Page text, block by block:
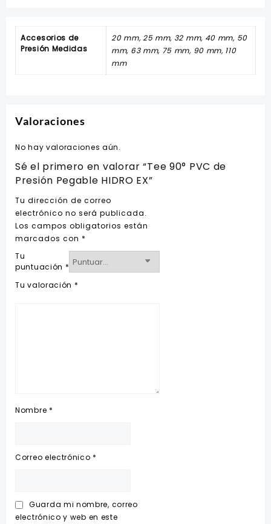
Accesorios de
Presión Medidas
20 mm, 25 mm, 32 mm, 40 mm, 50
mm, 63 mm, 75 mm, 90 mm, 110
mm
Valoraciones
No hay valoraciones aún.
Sé el primero en valorar “Tee 90° PVC de
Presión Pegable HIDRO EX”
Tu dirección de correo
electrónico no será publicada.
Los campos obligatorios están
marcados con *
Tu
puntuación *
Tu valoración *
Nombre *
Correo electrónico *
Guarda mi nombre, correo
electrónico y web en este